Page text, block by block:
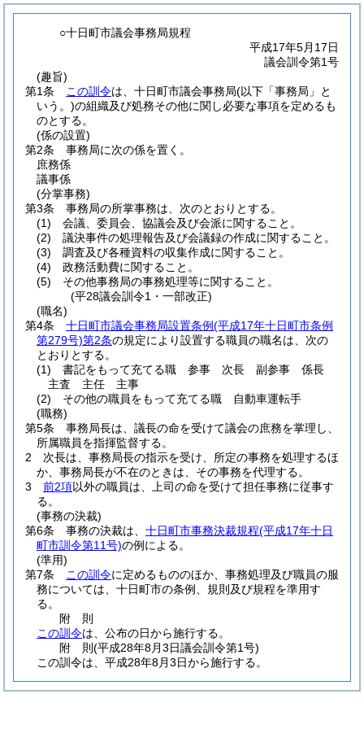
○十日町市議会事務局規程
平成17年5月17日
議会訓令第1号
(趣旨)
第1条
この訓令は、十日町市議会事務局(以下「事務局」と
いう。)の組織及び処務その他に関し必要な事項を定めるも
のとする。
(係の設置)
第2条
事務局に次の係を置く。
庶務係
議事係
(分掌事務)
第3条
事務局の所掌事務は、次のとおりとする。
(1)
会議、委員会、協議会及び会派に関すること。
(2)
議決事件の処理報告及び会議録の作成に関すること。
(3)
調査及び各種資料の収集作成に関すること。
(4)
政務活動費に関すること。
(5)
その他事務局の事務処理等に関すること。
(平28議会訓令1・一部改正)
(職名)
第4条
十日町市議会事務局設置条例(平成17年十日町市条例
第279号)第2条の規定により設置する職員の職名は、次の
とおりとする。
(1)
書記をもって充てる職 参事 次長 副参事 係長
主査 主任 主事
(2)
その他の職員をもって充てる職 自動車運転手
(職務)
第5条
事務局長は、議長の命を受けて議会の庶務を掌理し、
所属職員を指揮監督する。
2
次長は、事務局長の指示を受け、所定の事務を処理するほ
か、事務局長が不在のときは、その事務を代理する。
3
前2項以外の職員は、上司の命を受けて担任事務に従事す
る。
(事務の決裁)
第6条
事務の決裁は、 十日町市事務決裁規程(平成17年十日
町市訓令第11号)の例による。
(準用)
第7条
この訓令に定めるもののほか、事務処理及び職員の服
務については、十日町市の条例、規則及び規程を準用す
る。
附 則
この訓令は、公布の日から施行する。
附 則(平成28年8月3日議会訓令第1号)
この訓令は、平成28年8月3日から施行する。